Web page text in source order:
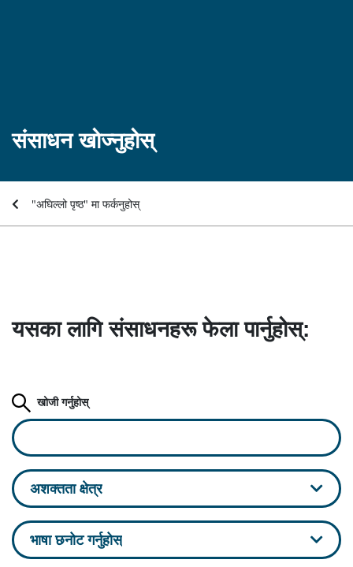
संसाधन खोज्नुहोस्‌
"अघिल्लो पृष्ठ" मा फर्कनुहोस्
यसका लागि संसाधनहरू फेला पार्नुहोस्:
खोजी गर्नुहोस्
अशक्तता क्षेत्र
भाषा छनोट गर्नुहोस्